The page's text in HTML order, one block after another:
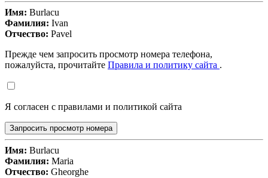
Имя: Burlacu
Фамилия: Ivan
Отчество: Pavel
Прежде чем запросить просмотр номера телефона,
пожалуйста, прочитайте Правила и политику сайта .
Я согласен с правилами и политикой сайта
Запросить просмотр номера
Имя: Burlacu
Фамилия: Maria
Отчество: Gheorghe